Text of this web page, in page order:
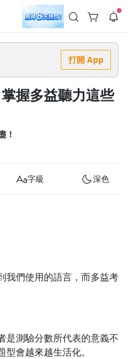
元優惠券！
告
升級｜期間快閃活動
現折 NT$300、再贈最高
偷偷在冷氣房升級 📈⭐️ 【冷氣房
現折 NT$300◾活動期間：
酷暑季好康 \ 再加碼 /→ 點數回饋
✅ 消費即享回饋 1% 點數✅ 滿
官方帳號 Line@ 專屬活動，加
」及「個人化推播」！
打開 App
握多益聽力這些
！
字級 深色
我們使用的語言，而多益考
是測驗分數所代表的意義不
會越來越生活化。
--:--